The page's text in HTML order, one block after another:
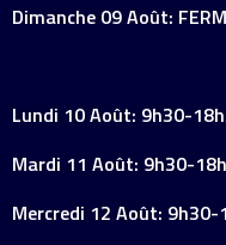
Dimanche 09 Août:
Lundi 10 Août: 9h30-
Mardi 11 Août: 9h30-
Mercredi 12 Août: 9h30-